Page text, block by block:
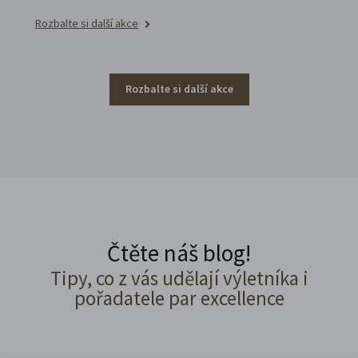
Rozbalte si další akce
Rozbalte si další akce
Čtěte náš blog!
Tipy, co z vás udělají výletníka i
pořadatele par excellence